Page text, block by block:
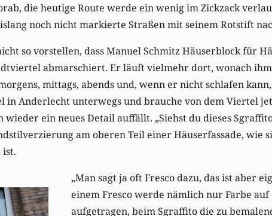
die heutige Route werde ein wenig im Zickzack
noch nicht markierte Straßen mit seinem Rotstift
so vorstellen, dass Manuel Schmitz Häuserblock für
abmarschiert. Er läuft vielmehr dort, wonach ihm
mittags, abends und, wenn er nicht schlafen
in Anderlecht unterwegs und brauche von dem Viertel
wieder ein neues Detail auffällt. „Siehst du dieses
am oberen Teil einer Häuserfassade, wie
ist.
„Man sagt ja oft Fresco dazu, das ist aber
einem Fresco werde nämlich nur Farbe auf
aufgetragen, beim Sgraffito die zu